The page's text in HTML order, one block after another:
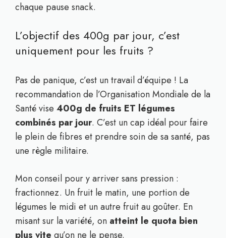
chaque pause snack.
L’objectif des 400g par jour, c’est
uniquement pour les fruits ?
Pas de panique, c’est un travail d’équipe ! La
recommandation de l’Organisation Mondiale de la
Santé vise 400g de fruits ET légumes
combinés par jour. C’est un cap idéal pour faire
le plein de fibres et prendre soin de sa santé, pas
une règle militaire.
Mon conseil pour y arriver sans pression :
fractionnez. Un fruit le matin, une portion de
légumes le midi et un autre fruit au goûter. En
misant sur la variété, on atteint le quota bien
plus vite qu’on ne le pense.